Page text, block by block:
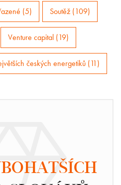
(5) Soutěž (109)
Venture capital (19)
českých energetiků (11)